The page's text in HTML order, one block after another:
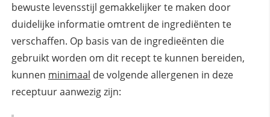
bewuste levensstijl gemakkelijker te maken door
duidelijke informatie omtrent de ingrediënten te
verschaffen. Op basis van de ingredieënten die
gebruikt worden om dit recept te kunnen bereiden,
kunnen minimaal de volgende allergenen in deze
receptuur aanwezig zijn: